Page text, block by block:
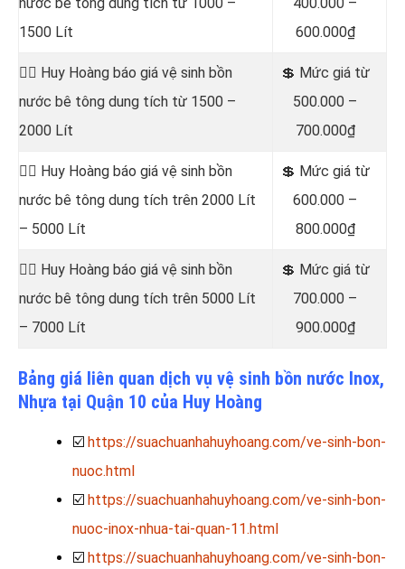
1500 Lít
600.000₫
👷‍♂️ Huy Hoàng báo giá vệ sinh bồn
nước bê tông dung tích từ 1500 –
2000 Lít
💲 Mức giá từ
500.000 –
700.000₫
👷‍♂️ Huy Hoàng báo giá vệ sinh bồn
nước bê tông dung tích trên 2000 Lít
– 5000 Lít
💲 Mức giá từ
600.000 –
800.000₫
👷‍♂️ Huy Hoàng báo giá vệ sinh bồn
nước bê tông dung tích trên 5000 Lít
– 7000 Lít
💲 Mức giá từ
700.000 –
900.000₫
Bảng giá liên quan dịch vụ vệ sinh bồn nước Inox,
Nhựa tại Quận 10 của Huy Hoàng
☑️ https://suachuanhahuyhoang.com/ve-sinh-bon-
nuoc.html
☑️ https://suachuanhahuyhoang.com/ve-sinh-bon-
nuoc-inox-nhua-tai-quan-11.html
☑️ https://suachuanhahuyhoang.com/ve-sinh-bon-